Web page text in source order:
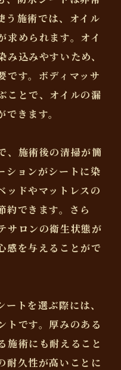
う施術では、オイル
求められます。オイ
込みやすいため、
です。ボディマッサ
ことで、オイルの漏
きます。
、施術後の清掃が簡
ションがシートに染
ッドやマットレスの
約できます。さら
サロンの衛生状態が
感を与えることがで
トを選ぶ際には、
トです。厚みのある
施術にも耐えること
耐久性が高いことに